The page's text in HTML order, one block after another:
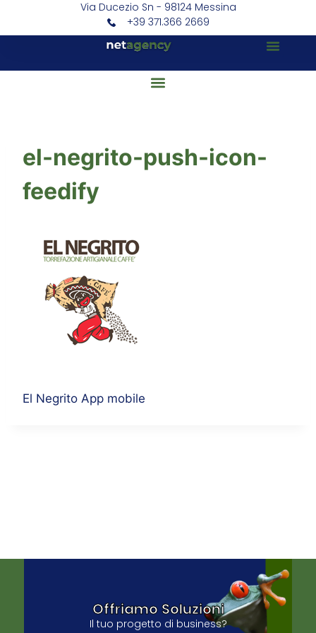
Via Ducezio Sn - 98124 Messina
+39 371.366 2669
el-negrito-push-icon-
feedify
El Negrito App mobile
Offriamo Soluzioni
Il tuo progetto di business?